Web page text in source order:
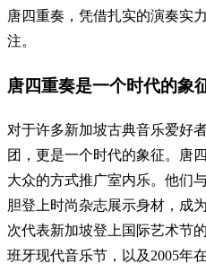
唐四重奏，凭借扎实的演奏实
注。
唐四重奏是一个时代的象
对于许多新加坡古典音乐爱好
团，更是一个时代的象征。唐
大众的方式推广室内乐。他们
胆登上时尚杂志展示身材，成
次代表新加坡登上国际艺术节
班牙现代音乐节，以及2005年